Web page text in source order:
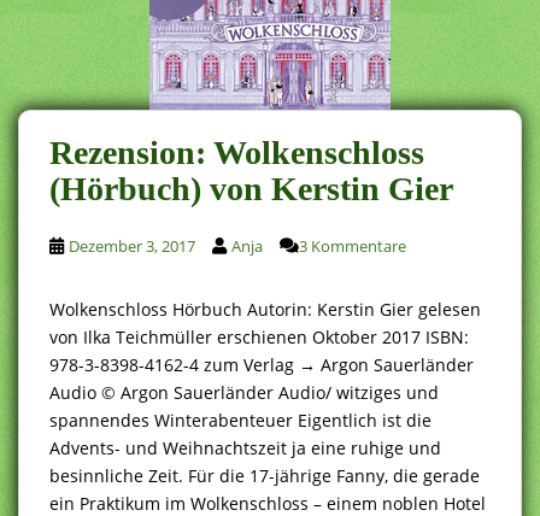
Rezension: Wolkenschloss
(Hörbuch) von Kerstin Gier
Dezember 3, 2017 Anja 3 Kommentare
Wolkenschloss Hörbuch Autorin: Kerstin Gier gelesen
von Ilka Teichmüller erschienen Oktober 2017 ISBN:
978-3-8398-4162-4 zum Verlag → Argon Sauerländer
Audio © Argon Sauerländer Audio/ witziges und
spannendes Winterabenteuer Eigentlich ist die
Advents- und Weihnachtszeit ja eine ruhige und
besinnliche Zeit. Für die 17-jährige Fanny, die gerade
ein Praktikum im Wolkenschloss – einem noblen Hotel